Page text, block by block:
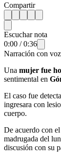
Compartir
Escuchar nota
0:00 /0:36
Narración con
Una mujer fue
sentimental en
El caso fue
ingresara con
cuerpo.
De acuerdo con
madrugada del
discusión con su